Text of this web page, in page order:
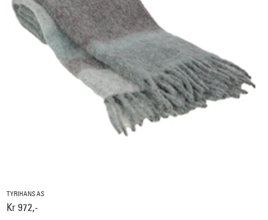
TYRIHANS AS
Kr 972,-